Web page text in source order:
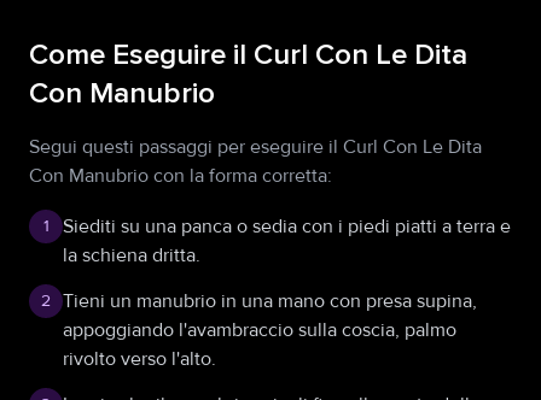
Come Eseguire il Curl Con Le Dita
Con Manubrio
Segui questi passaggi per eseguire il Curl Con Le Dita
Con Manubrio con la forma corretta:
1
Siediti su una panca o sedia con i piedi piatti a terra e
la schiena dritta.
2 Tieni un manubrio in una mano con presa supina,
appoggiando l'avambraccio sulla coscia, palmo
rivolto verso l'alto.